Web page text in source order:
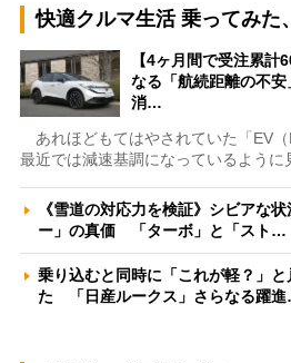
快適クルマ生活 乗ってみた
【4ヶ月間で受注累計
なる「航続距離の不
消…
あれほどもてはやされていた「EV（
最近では減速基調になっているよう
《雪道の対応力を検証》シビアな
ー」の真価 「ターボ」と「スト…
乗り込むと同時に「これが軽？」
た 「日産ルークス」さらなる躍